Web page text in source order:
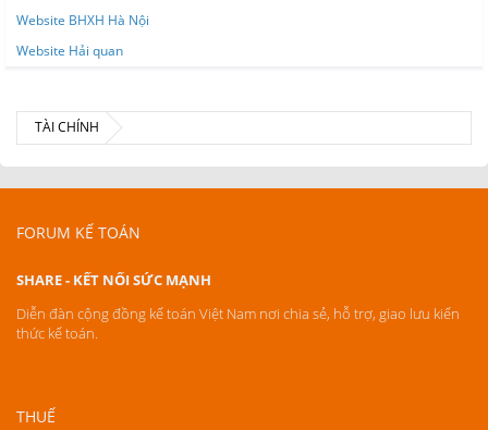
Website BHXH Hà Nội
Website Hải quan
TÀI CHÍNH
FORUM KẾ TOÁN
SHARE - KẾT NỐI SỨC MẠNH
Diễn đàn cộng đồng kế toán Việt Nam nơi chia sẻ, hỗ trợ, giao lưu kiến
thức kế toán.
THUẾ